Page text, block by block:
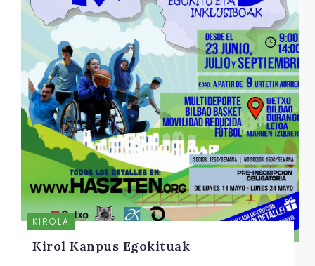
KIROLA
Kirol Kanpus Egokituak